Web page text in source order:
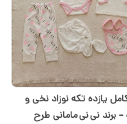
یازده تکه نوزاد نخی و
برند نی نی مامانی طرح